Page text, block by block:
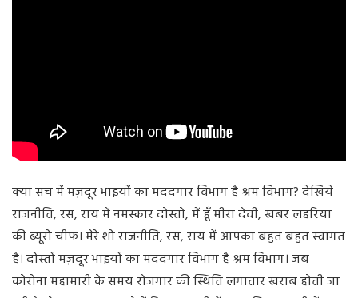
क्या सच में मज़दूर भाइयों का मददगार विभाग है श्रम विभाग? देखिये
राजनीति, रस, राय में नमस्कार दोस्तो, मैं हूँ मीरा देवी, खबर लहरिया
की ब्यूरो चीफ। मेरे शो राजनीति, रस, राय में आपका बहुत बहुत स्वागत
है। दोस्तों मज़दूर भाइयों का मददगार विभाग है श्रम विभाग। जब
कोरोना महामारी के समय रोजगार की स्थिति लगातार खराब होती जा